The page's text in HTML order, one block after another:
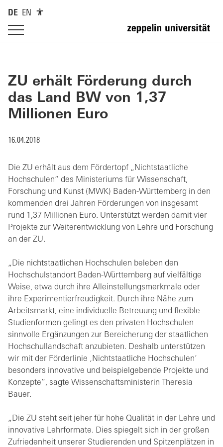
DE EN
ZU erhält Förderung durch
das Land BW von 1,37
Millionen Euro
16.04.2018
Die ZU erhält aus dem Fördertopf „Nichtstaatliche
Hochschulen“ des Ministeriums für Wissenschaft,
Forschung und Kunst (MWK) Baden-Württemberg in den
kommenden drei Jahren Förderungen von insgesamt
rund 1,37 Millionen Euro. Unterstützt werden damit vier
Projekte zur Weiterentwicklung von Lehre und Forschung
an der ZU.
„Die nichtstaatlichen Hochschulen beleben den
Hochschulstandort Baden-Württemberg auf vielfältige
Weise, etwa durch ihre Alleinstellungsmerkmale oder
ihre Experimentierfreudigkeit. Durch ihre Nähe zum
Arbeitsmarkt, eine individuelle Betreuung und flexible
Studienformen gelingt es den privaten Hochschulen
sinnvolle Ergänzungen zur Bereicherung der staatlichen
Hochschullandschaft anzubieten. Deshalb unterstützen
wir mit der Förderlinie ‚Nichtstaatliche Hochschulen‘
besonders innovative und beispielgebende Projekte und
Konzepte“, sagte Wissenschaftsministerin Theresia
Bauer.
„Die ZU steht seit jeher für hohe Qualität in der Lehre und
innovative Lehrformate. Dies spiegelt sich in der großen
Zufriedenheit unserer Studierenden und Spitzenplätzen in